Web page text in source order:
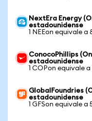
NextEra Energy
estadounidense
1 NEEon equivale a
ConocoPhillips
estadounidense
1 COPon equivale a
GlobalFoundries
estadounidense
1 GFSon equivale a